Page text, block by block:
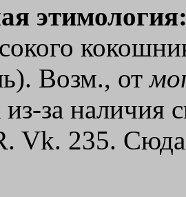
Возм., от
из-за
Vk. 235.